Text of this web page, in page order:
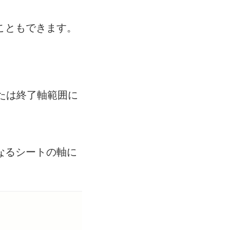
もできます。
は終了軸範囲に
るシートの軸に